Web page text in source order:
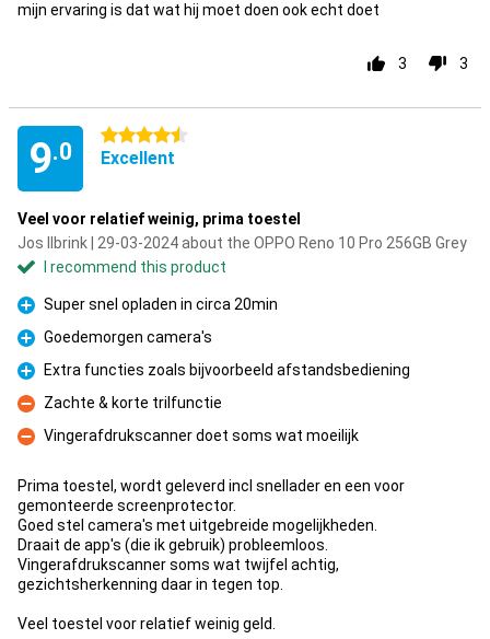
mijn ervaring is dat wat hij moet doen ook echt doet
3 3
9.0
4.5 stars
Excellent
Veel voor relatief weinig, prima toestel
Jos Ilbrink | 29-03-2024 about the OPPO Reno 10 Pro 256GB Grey
I recommend this product
Pro
Super snel opladen in circa 20min
Pro
Goedemorgen camera's
Pro
Extra functies zoals bijvoorbeeld afstandsbediening
Con
Zachte & korte trilfunctie
Con
Vingerafdrukscanner doet soms wat moeilijk
Prima toestel, wordt geleverd incl snellader en een voor
gemonteerde screenprotector.
Goed stel camera's met uitgebreide mogelijkheden.
Draait de app's (die ik gebruik) probleemloos.
Vingerafdrukscanner soms wat twijfel achtig,
gezichtsherkenning daar in tegen top.
Veel toestel voor relatief weinig geld.